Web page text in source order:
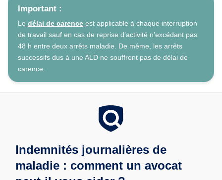
Important :
Le délai de carence est applicable à chaque interruption
de travail sauf en cas de reprise d’activité n’excédant pas
48 h entre deux arrêts maladie. De même, les arrêts
successifs dus à une ALD ne souffrent pas de délai de
carence.
Indemnités journalières de
maladie : comment un avocat